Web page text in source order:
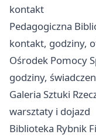
kontakt
Pedagogiczna
kontakt, godziny,
Ośrodek Pomocy
godziny,
Galeria Sztuki
warsztaty i dojazd
Biblioteka Rybnik